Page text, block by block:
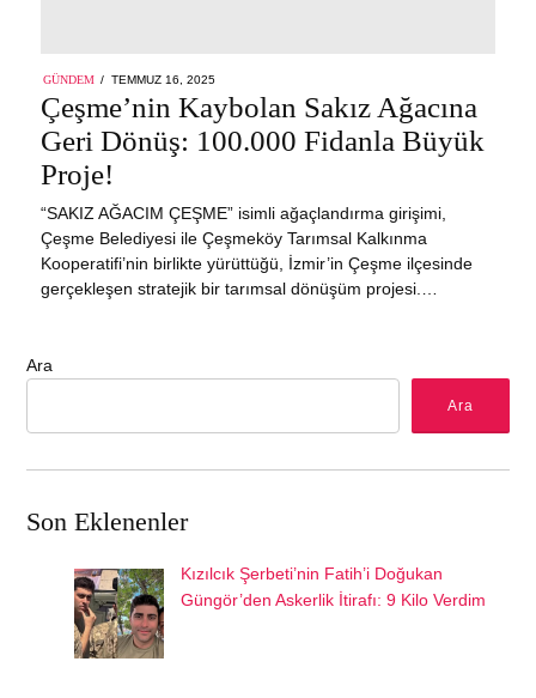
GÜNDEM
POSTED
TEMMUZ 16, 2025
16,
2025
Çeşme’nin Kaybolan Sakız Ağacına
Geri Dönüş: 100.000 Fidanla Büyük
Proje!
“SAKIZ AĞACIM ÇEŞME” isimli ağaçlandırma girişimi,
Çeşme Belediyesi ile Çeşmeköy Tarımsal Kalkınma
Kooperatifi’nin birlikte yürüttüğü, İzmir’in Çeşme ilçesinde
gerçekleşen stratejik bir tarımsal dönüşüm projesi.…
Ara
Ara
Son Eklenenler
Kızılcık Şerbeti’nin Fatih’i Doğukan
Güngör’den Askerlik İtirafı: 9 Kilo Verdim